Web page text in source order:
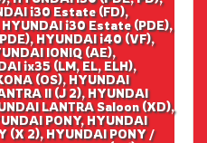
i30 Estate (FD),
i30 Estate (PDE),
HYUNDAI i40 (VF),
IONIQ (AE),
ix35 (LM, EL, ELH),
(OS), HYUNDAI
II (J 2), HYUNDAI
LANTRA Saloon (XD),
PONY, HYUNDAI
(X 2), HYUNDAI PONY /